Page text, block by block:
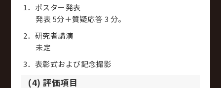
ポスター発表
発表 5分＋質疑応答 3 分。
研究者講演
未定
表彰式および記念撮影
(4) 評価項目